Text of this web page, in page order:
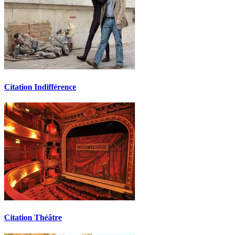
Citation Indifférence
Citation Théâtre